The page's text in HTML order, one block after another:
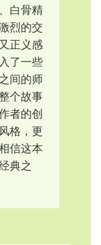
白骨精
烈的交
正义感
了一些
间的师
个故事
者的创
格，更
信这本
典之